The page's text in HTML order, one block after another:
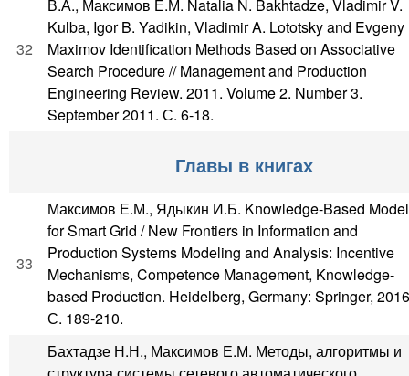
32
В.А., Максимов Е.М. Natalia N. Bakhtadze, Vladimir V.
Kulba, Igor B. Yadikin, Vladimir A. Lototsky and Evgeny
Maximov Identification Methods Based on Associative
Search Procedure // Management and Production
Engineering Review. 2011. Volume 2. Number 3.
September 2011. С. 6-18.
Главы в книгах
33
Максимов Е.М., Ядыкин И.Б. Knowledge-Based
for Smart Grid / New Frontiers in Information and
Production Systems Modeling and Analysis: Incentive
Mechanisms, Competence Management, Knowledge-
based Production. Heidelberg, Germany: Springer,
С. 189-210.
Бахтадзе Н.Н., Максимов Е.М. Методы, алгоритмы и